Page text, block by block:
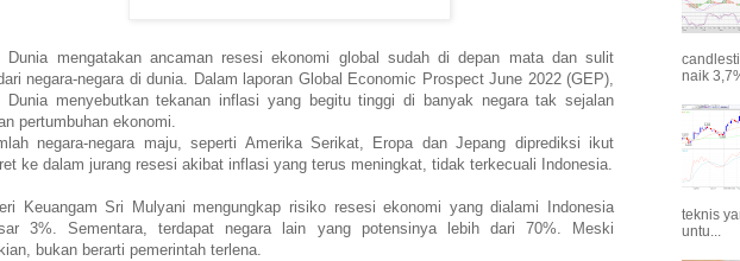
Dunia mengatakan ancaman resesi ekonomi global sudah di depan mata dan sulit
negara-negara di dunia. Dalam laporan Global Economic Prospect June 2022 (GEP),
Dunia menyebutkan tekanan inflasi yang begitu tinggi di banyak negara tak sejalan
pertumbuhan ekonomi.
negara-negara maju, seperti Amerika Serikat, Eropa dan Jepang diprediksi ikut
ke dalam jurang resesi akibat inflasi yang terus meningkat, tidak terkecuali Indonesia.
Keuangam Sri Mulyani mengungkap risiko resesi ekonomi yang dialami Indonesia
3%. Sementara, terdapat negara lain yang potensinya lebih dari 70%. Meski
bukan berarti pemerintah terlena.
naik
teknis
untu...